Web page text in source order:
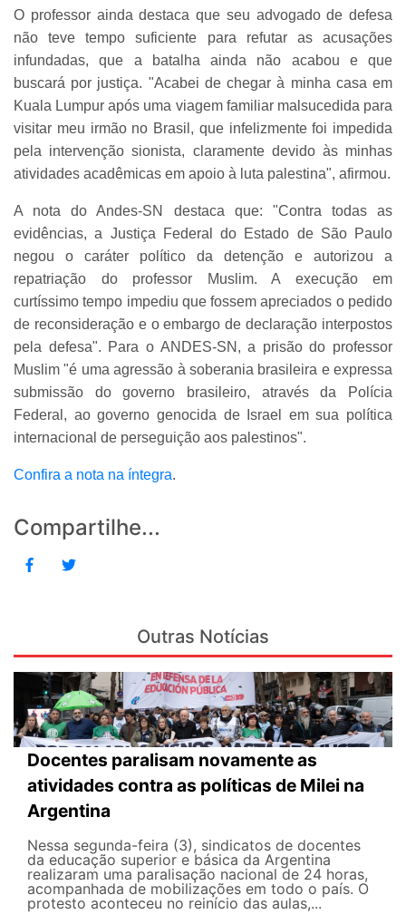
O professor ainda destaca que seu advogado de defesa
não teve tempo suficiente para refutar as acusações
infundadas, que a batalha ainda não acabou e que
buscará por justiça. "Acabei de chegar à minha casa em
Kuala Lumpur após uma viagem familiar malsucedida para
visitar meu irmão no Brasil, que infelizmente foi impedida
pela intervenção sionista, claramente devido às minhas
atividades acadêmicas em apoio à luta palestina", afirmou.
A nota do Andes-SN destaca que: "Contra todas as
evidências, a Justiça Federal do Estado de São Paulo
negou o caráter político da detenção e autorizou a
repatriação do professor Muslim. A execução em
curtíssimo tempo impediu que fossem apreciados o pedido
de reconsideração e o embargo de declaração interpostos
pela defesa". Para o ANDES-SN, a prisão do professor
Muslim "é uma agressão à soberania brasileira e expressa
submissão do governo brasileiro, através da Polícia
Federal, ao governo genocida de Israel em sua política
internacional de perseguição aos palestinos".
Confira a nota na íntegra.
Compartilhe...
Outras Notícias
Docentes paralisam novamente as
atividades contra as políticas de Milei na
Argentina
Nessa segunda-feira (3), sindicatos de docentes
da educação superior e básica da Argentina
realizaram uma paralisação nacional de 24 horas,
acompanhada de mobilizações em todo o país. O
protesto aconteceu no reinício das aulas,...